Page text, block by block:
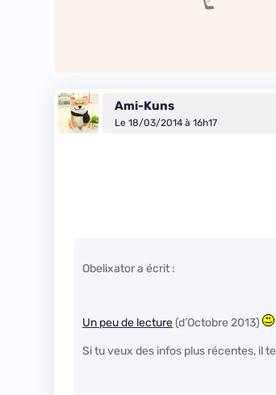
Ami-Kuns
Le 18/03/2014 à 16h17
Obelixator a écrit :
Un peu de lecture(d’Octobre 2013)
Si tu veux des infos plus récentes, il